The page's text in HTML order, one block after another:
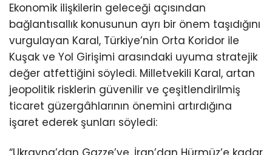
Ekonomik ilişkilerin geleceği açısından
bağlantısallık konusunun ayrı bir önem taşıdığını
vurgulayan Karal, Türkiye’nin Orta Koridor ile
Kuşak ve Yol Girişimi arasındaki uyuma stratejik
değer atfettiğini söyledi. Milletvekili Karal, artan
jeopolitik risklerin güvenilir ve çeşitlendirilmiş
ticaret güzergâhlarının önemini artırdığına
işaret ederek şunları söyledi: